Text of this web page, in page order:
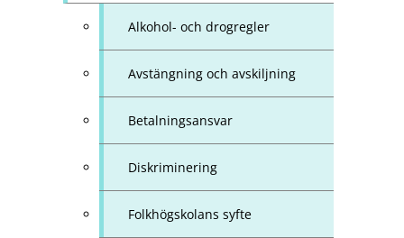
Alkohol- och drogregler
Avstängning och avskiljning
Betalningsansvar
Diskriminering
Folkhögskolans syfte